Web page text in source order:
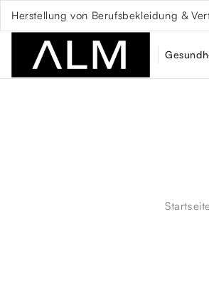
Herstellung von Berufsbekleidung &